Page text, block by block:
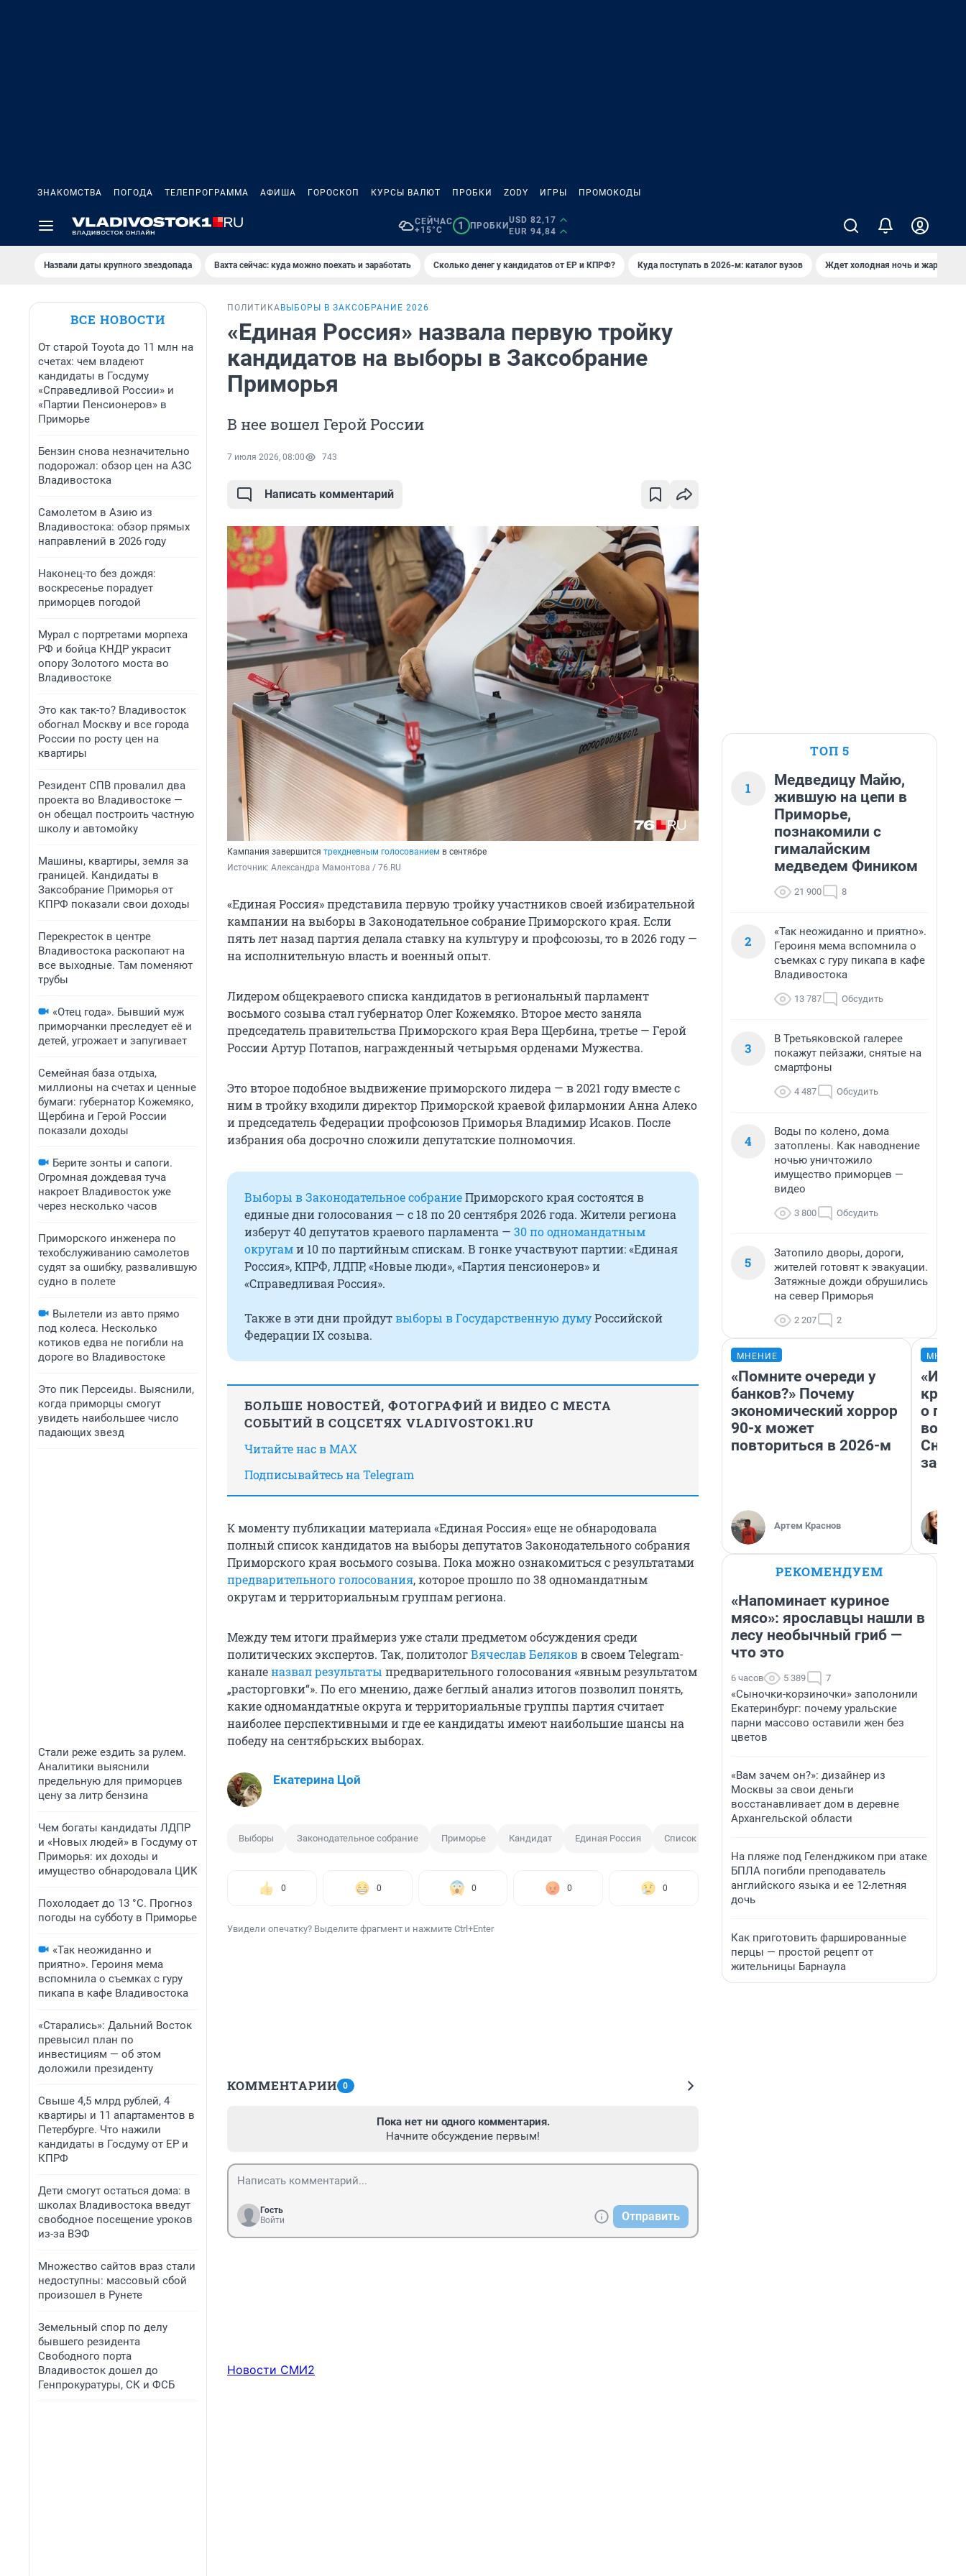
ЗНАКОМСТВА ПОГОДА ТЕЛЕПРОГРАММА АФИША ГОРОСКОП КУРСЫ ВАЛЮТ ПРОБКИ ZODY ИГРЫ ПРОМОКОДЫ
СЕЙЧАС
+15°C
1 ПРОБКИ
USD 82,17
EUR 94,84
Назвали даты крупного звездопада Вахта сейчас: куда можно поехать и заработать Сколько денег у кандидатов от ЕР и КПРФ? Куда поступать в 2026-м: каталог вузов Ждет холодная ночь и жаркий
ВСЕ НОВОСТИ
От старой Toyota до 11 млн на
счетах: чем владеют
кандидаты в Госдуму
«Справедливой России» и
«Партии Пенсионеров» в
Приморье
Бензин снова незначительно
подорожал: обзор цен на АЗС
Владивостока
Самолетом в Азию из
Владивостока: обзор прямых
направлений в 2026 году
Наконец-то без дождя:
воскресенье порадует
приморцев погодой
Мурал с портретами морпеха
РФ и бойца КНДР украсит
опору Золотого моста во
Владивостоке
Это как так-то? Владивосток
обогнал Москву и все города
России по росту цен на
квартиры
Резидент СПВ провалил два
проекта во Владивостоке —
он обещал построить частную
школу и автомойку
Машины, квартиры, земля за
границей. Кандидаты в
Заксобрание Приморья от
КПРФ показали свои доходы
Перекресток в центре
Владивостока раскопают на
все выходные. Там поменяют
трубы
«Отец года». Бывший муж
приморчанки преследует её и
детей, угрожает и запугивает
Семейная база отдыха,
миллионы на счетах и ценные
бумаги: губернатор Кожемяко,
Щербина и Герой России
показали доходы
Берите зонты и сапоги.
Огромная дождевая туча
накроет Владивосток уже
через несколько часов
Приморского инженера по
техобслуживанию самолетов
судят за ошибку, развалившую
судно в полете
Вылетели из авто прямо
под колеса. Несколько
котиков едва не погибли на
дороге во Владивостоке
Это пик Персеиды. Выяснили,
когда приморцы смогут
увидеть наибольшее число
падающих звезд
Стали реже ездить за рулем.
Аналитики выяснили
предельную для приморцев
цену за литр бензина
Чем богаты кандидаты ЛДПР
и «Новых людей» в Госдуму от
Приморья: их доходы и
имущество обнародовала ЦИК
Похолодает до 13 °C. Прогноз
погоды на субботу в Приморье
«Так неожиданно и
приятно». Героиня мема
вспомнила о съемках с гуру
пикапа в кафе Владивостока
«Старались»: Дальний Восток
превысил план по
инвестициям — об этом
доложили президенту
Свыше 4,5 млрд рублей, 4
квартиры и 11 апартаментов в
Петербурге. Что нажили
кандидаты в Госдуму от ЕР и
КПРФ
Дети смогут остаться дома: в
школах Владивостока введут
свободное посещение уроков
из-за ВЭФ
Множество сайтов враз стали
недоступны: массовый сбой
произошел в Рунете
Земельный спор по делу
бывшего резидента
Свободного порта
Владивосток дошел до
Генпрокуратуры, СК и ФСБ
ПОЛИТИКА ВЫБОРЫ В ЗАКСОБРАНИЕ 2026
«Единая Россия» назвала первую тройку
кандидатов на выборы в Заксобрание
Приморья
В нее вошел Герой России
7 июля 2026, 08:00 743
Написать комментарий
Кампания завершится трехдневным голосованием в сентябре
Источник: Александра Мамонтова / 76.RU
«Единая Россия» представила первую тройку участников своей избирательной
кампании на выборы в Законодательное собрание Приморского края. Если
пять лет назад партия делала ставку на культуру и профсоюзы, то в 2026 году —
на исполнительную власть и военный опыт.
Лидером общекраевого списка кандидатов в региональный парламент
восьмого созыва стал губернатор Олег Кожемяко. Второе место заняла
председатель правительства Приморского края Вера Щербина, третье — Герой
России Артур Потапов, награжденный четырьмя орденами Мужества.
Это второе подобное выдвижение приморского лидера — в 2021 году вместе с
ним в тройку входили директор Приморской краевой филармонии Анна Алеко
и председатель Федерации профсоюзов Приморья Владимир Исаков. После
избрания оба досрочно сложили депутатские полномочия.
Выборы в Законодательное собраниеПриморского края состоятся в
единые дни голосования — с 18 по 20 сентября 2026 года. Жители региона
изберут 40 депутатов краевого парламента — 30 по одномандатным
округами 10 по партийным спискам. В гонке участвуют партии: «Единая
Россия», КПРФ, ЛДПР, «Новые люди», «Партия пенсионеров» и
«Справедливая Россия».
Также в эти дни пройдутвыборы в Государственную думуРоссийской
Федерации IX созыва.
БОЛЬШЕ НОВОСТЕЙ, ФОТОГРАФИЙ И ВИДЕО С МЕСТА
СОБЫТИЙ В СОЦСЕТЯХ VLADIVOSTOK1.RU
Читайте нас в MAX
Подписывайтесь на Telegram
К моменту публикации материала «Единая Россия» еще не обнародовала
полный список кандидатов на выборы депутатов Законодательного собрания
Приморского края восьмого созыва. Пока можно ознакомиться с результатами
предварительного голосования, которое прошло по 38 одномандатным
округам и территориальным группам региона.
Между тем итоги праймериз уже стали предметом обсуждения среди
политических экспертов. Так, политологВячеслав Беляковв своем Telegram-
каналеназвал результаты предварительного голосования «явным результатом
„расторговки“». По его мнению, даже беглый анализ итогов позволил понять,
какие одномандатные округа и территориальные группы партия считает
наиболее перспективными и где ее кандидаты имеют наибольшие шансы на
победу на сентябрьских выборах.
Екатерина Цой
Выборы Законодательное собрание Приморье Кандидат Единая Россия Список
0 0 0 0 0
Увидели опечатку? Выделите фрагмент и нажмите Ctrl+Enter
КОММЕНТАРИИ 0
Пока нет ни одного комментария.
Начните обсуждение первым!
Гость
Войти
Отправить
Новости СМИ2
ТОП 5
1
Медведицу Майю,
жившую на цепи в
Приморье,
познакомили с
гималайским
медведем Фиником
21 900 8
2
«Так неожиданно и приятно».
Героиня мема вспомнила о
съемках с гуру пикапа в кафе
Владивостока
13 787 Обсудить
3
В Третьяковской галерее
покажут пейзажи, снятые на
смартфоны
4 487 Обсудить
4
Воды по колено, дома
затоплены. Как наводнение
ночью уничтожило
имущество приморцев —
видео
3 800 Обсудить
5
Затопило дворы, дороги,
жителей готовят к эвакуации.
Затяжные дожди обрушились
на север Приморья
2 207 2
МНЕНИЕ
«Помните очереди у
банков?» Почему
экономический хоррор
90-х может
повториться в 2026-м
Артем Краснов
«И
о
РЕКОМЕНДУЕМ
«Напоминает куриное
мясо»: ярославцы нашли в
лесу необычный гриб —
что это
6 часов 5 389 7
«Сыночки-корзиночки» заполонили
Екатеринбург: почему уральские
парни массово оставили жен без
цветов
«Вам зачем он?»: дизайнер из
Москвы за свои деньги
восстанавливает дом в деревне
Архангельской области
На пляже под Геленджиком при атаке
БПЛА погибли преподаватель
английского языка и ее 12-летняя
дочь
Как приготовить фаршированные
перцы — простой рецепт от
жительницы Барнаула